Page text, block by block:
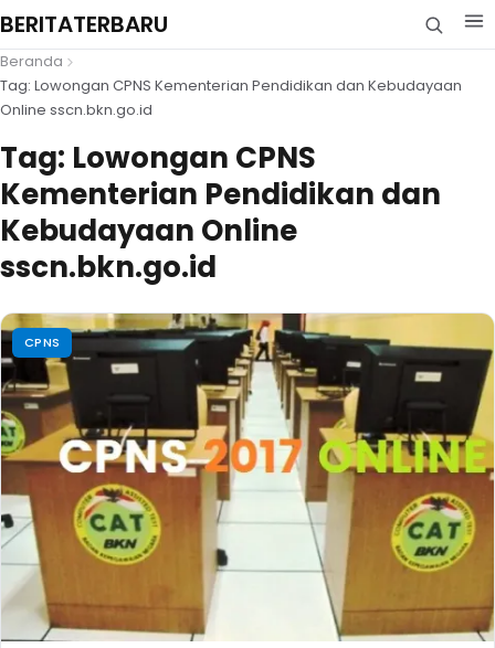
BERITATERBARU
Beranda
Tag: Lowongan CPNS Kementerian Pendidikan dan Kebudayaan
Online sscn.bkn.go.id
Tag: Lowongan CPNS
Kementerian Pendidikan dan
Kebudayaan Online
sscn.bkn.go.id
CPNS